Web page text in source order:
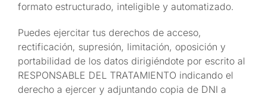
formato estructurado, inteligible y automatizado.
Puedes ejercitar tus derechos de acceso,
rectificación, supresión, limitación, oposición y
portabilidad de los datos dirigiéndote por escrito al
RESPONSABLE DEL TRATAMIENTO indicando el
derecho a ejercer y adjuntando copia de DNI a